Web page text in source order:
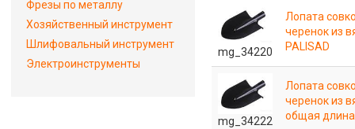
mg_34220
Лопата
черенок из
PALISAD
mg_34222
Лопата
черенок из
общая
Фрезы по металлу
Хозяйственный инструмент
Шлифовальный инструмент
Электроинструменты